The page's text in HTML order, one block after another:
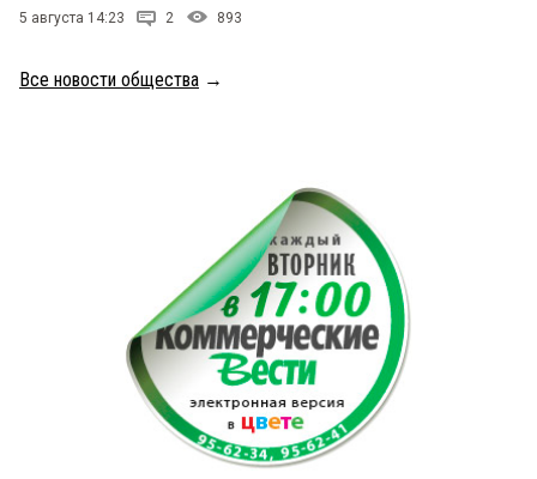
5 августа 14:23 2 893
Все новости общества →